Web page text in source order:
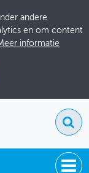
andere
en om content
informatie